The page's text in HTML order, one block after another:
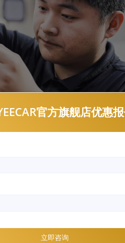
等，如果你的预算在1w
G10等。
小编说的方法测试一波，一试便
官方旗舰店优惠
立即咨询